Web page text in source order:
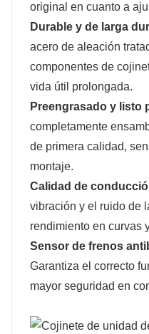
original en cuanto a
Durable y de larga
acero de aleación
componentes de
vida útil prolongada.
Preengrasado y listo
completamente
de primera calidad,
montaje.
Calidad de
vibración y el ruido de
rendimiento en curvas
Sensor de frenos
Garantiza el correcto
mayor seguridad en